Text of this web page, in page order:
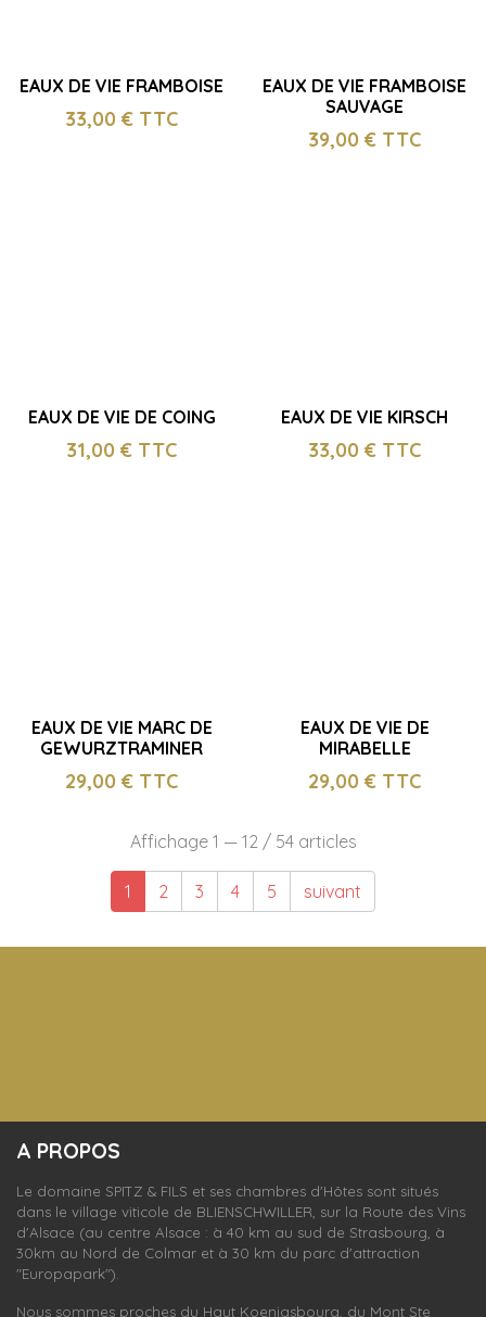
EAUX DE VIE FRAMBOISE
33,00 € TTC
EAUX DE VIE FRAMBOISE
SAUVAGE
39,00 € TTC
EAUX DE VIE DE COING
31,00 € TTC
EAUX DE VIE KIRSCH
33,00 € TTC
EAUX DE VIE MARC DE
GEWURZTRAMINER
29,00 € TTC
EAUX DE VIE DE
MIRABELLE
29,00 € TTC
Affichage 1 — 12 / 54 articles
1 2 3 4 5 suivant
A PROPOS
Le domaine SPITZ & FILS et ses chambres d'Hôtes sont situés
dans le village viticole de BLIENSCHWILLER, sur la Route des Vins
d'Alsace (au centre Alsace : à 40 km au sud de Strasbourg, à
30km au Nord de Colmar et à 30 km du parc d'attraction
"Europapark").
Nous sommes proches du Haut Koenigsbourg, du Mont Ste